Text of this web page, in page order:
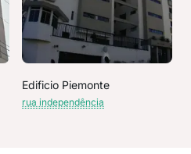
Edificio Piemonte
rua independência